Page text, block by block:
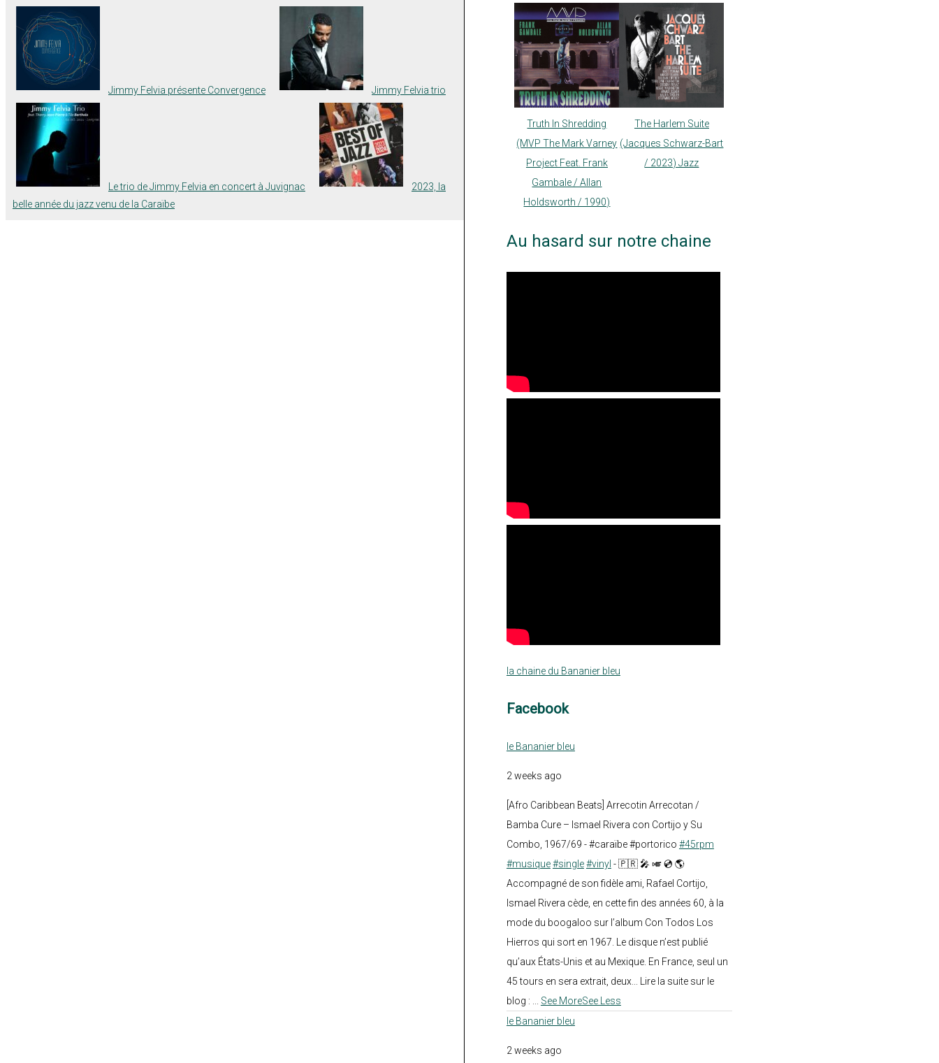
Jimmy Felvia présente Convergence Jimmy Felvia trio
Le trio de Jimmy Felvia en concert à Juvignac
2023, la
belle année du jazz venu de la Caraïbe
Truth In Shredding
(MVP The Mark Varney
Project Feat. Frank
Gambale / Allan
Holdsworth / 1990)
The Harlem Suite
(Jacques Schwarz-Bart
/ 2023) Jazz
Au hasard sur notre chaine
la chaine du Bananier bleu
Facebook
le Bananier bleu
2 weeks ago
[Afro Caribbean Beats] Arrecotin Arrecotan /
Bamba Cure – Ismael Rivera con Cortijo y Su
Combo, 1967/69 - #caraïbe #portorico #45rpm
#musique#single#vinyl - 🇵🇷 🎤 🎺 💿 🌎
Accompagné de son fidèle ami, Rafael Cortijo,
Ismael Rivera cède, en cette fin des années 60, à la
mode du boogaloo sur l’album Con Todos Los
Hierros qui sort en 1967. Le disque n’est publié
qu’aux États-Unis et au Mexique. En France, seul un
45 tours en sera extrait, deux... Lire la suite sur le
blog :
See MoreSee Less
le Bananier bleu
2 weeks ago